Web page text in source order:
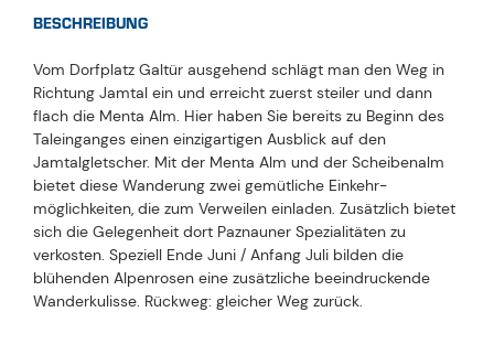
BESCHREIBUNG
Vom Dorfplatz Galtür ausgehend schlägt man den Weg in
Richtung Jamtal ein und erreicht zuerst steiler und dann
flach die Menta Alm. Hier haben Sie bereits zu Beginn des
Taleinganges einen einzigartigen Ausblick auf den
Jamtalgletscher. Mit der Menta Alm und der Scheibenalm
bietet diese Wanderung zwei gemütliche Einkehr-
möglichkeiten, die zum Verweilen einladen. Zusätzlich bietet
sich die Gelegenheit dort Paznauner Spezialitäten zu
verkosten. Speziell Ende Juni / Anfang Juli bilden die
blühenden Alpenrosen eine zusätzliche beeindruckende
Wanderkulisse. Rückweg: gleicher Weg zurück.